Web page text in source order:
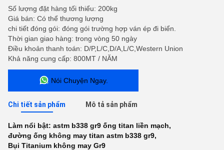
Số lượng đặt hàng tối thiểu: 200kg
Giá bán: Có thể thương lượng
chi tiết đóng gói: đóng gói trường hợp ván ép đi biển.
Thời gian giao hàng: trong vòng 50 ngày
Điều khoản thanh toán: D/P,L/C,D/A,L/C,Western Union
Khả năng cung cấp: 800MT / NĂM
Nói Chuyện Ngay.
Chi tiết sản phẩm Mô tả sản phẩm
Làm nổi bật: astm b338 gr9 ống titan liền mạch,
đường ống không may titan astm b338 gr9,
Bụi Titanium không may Gr9